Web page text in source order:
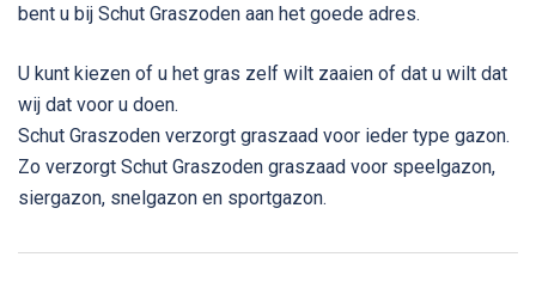
bent u bij Schut Graszoden aan het goede adres.
U kunt kiezen of u het gras zelf wilt zaaien of dat u wilt dat
wij dat voor u doen.
Schut Graszoden verzorgt graszaad voor ieder type gazon.
Zo verzorgt Schut Graszoden graszaad voor speelgazon,
siergazon, snelgazon en sportgazon.